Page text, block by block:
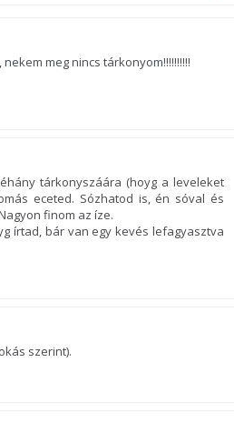
meg nincs tárkonyom!!!!!!!!!!
tárkonyszáára (hoyg a leveleket
eceted. Sózhatod is, én sóval és
finom az íze.
írtad, bár van egy kevés lefagyasztva
szerint).